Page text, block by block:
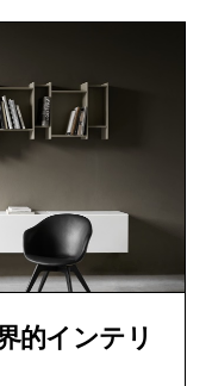
的インテリ